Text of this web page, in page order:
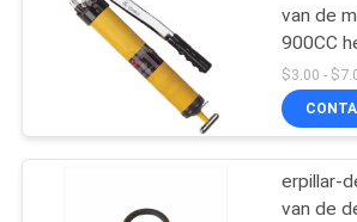
SITEMAP
POLICY
De Tanden
laderemmer
van de
900CC
erpillar-
van de